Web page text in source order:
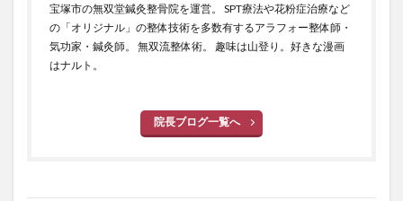
宝塚市の無双堂鍼灸整骨院を運営。 SPT療法や花粉症治療など
の「オリジナル」の整体技術を多数有するアラフォー整体師・
気功家・鍼灸師。 無双流整体術。 趣味は山登り。好きな漫画
はナルト。
院長ブログ一覧へ